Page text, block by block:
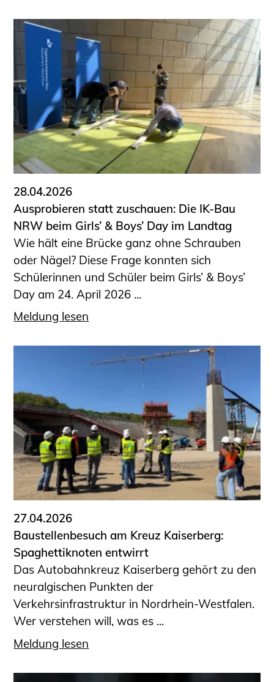
28.04.2026
Ausprobieren statt zuschauen: Die IK-Bau
NRW beim Girls’ & Boys’ Day im Landtag
Wie hält eine Brücke ganz ohne Schrauben
oder Nägel? Diese Frage konnten sich
Schülerinnen und Schüler beim Girls’ & Boys’
Day am 24. April 2026 ...
Meldung lesen
27.04.2026
Baustellenbesuch am Kreuz Kaiserberg:
Spaghettiknoten entwirrt
Das Autobahnkreuz Kaiserberg gehört zu den
neuralgischen Punkten der
Verkehrsinfrastruktur in Nordrhein-Westfalen.
Wer verstehen will, was es ...
Meldung lesen